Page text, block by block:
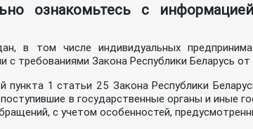
ознакомьтесь с
в том числе индивидуальных
с требованиями Закона Республики Беларусь
пункта 1 статьи 25 Закона Республики
в государственные органы и иные
с учетом особенностей,